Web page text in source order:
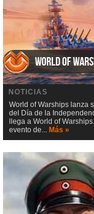
World of
NOTICIAS
World of Warships lanza
del Día de la
llega a World of
evento de... Más »